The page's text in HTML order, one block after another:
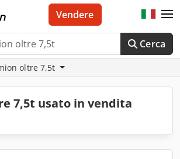
Cerca
Vendere
oltre 7,5t
7,5t usato in vendita